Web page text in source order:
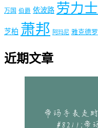
万国 伯爵 依波路 劳力士
芝柏 萧邦 阿玛尼 雅克德罗
近期文章